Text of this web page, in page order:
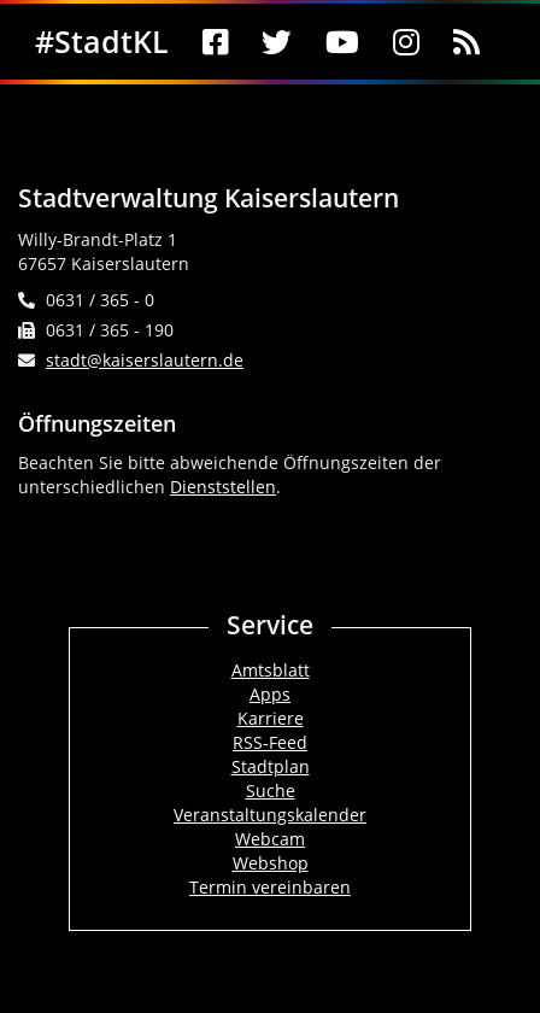
Social Media
#StadtKL
Stadtverwaltung Kaiserslautern
Willy-Brandt-Platz 1
67657 Kaiserslautern
0631 / 365 - 0
0631 / 365 - 190
stadt@kaiserslautern.de
Öffnungszeiten
Beachten Sie bitte abweichende Öffnungszeiten der
unterschiedlichen Dienststellen.
Service
Amtsblatt
Apps
Karriere
RSS-Feed
Stadtplan
Suche
Veranstaltungskalender
Webcam
Webshop
Termin vereinbaren